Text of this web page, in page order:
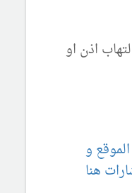
اذن او
و
هنا